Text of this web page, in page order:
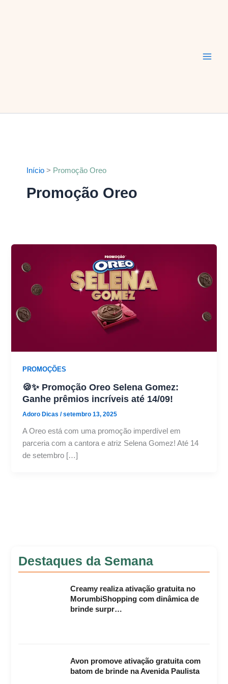
Início Promoção Oreo
Promoção Oreo
PROMOÇÕES
🍪✨ Promoção Oreo Selena Gomez:
Ganhe prêmios incríveis até 14/09!
Adoro Dicas/setembro 13, 2025
A Oreo está com uma promoção imperdível em
parceria com a cantora e atriz Selena Gomez! Até 14
de setembro […]
Destaques da Semana
Creamy realiza ativação gratuita no
MorumbiShopping com dinâmica de
brinde surpr…
Avon promove ativação gratuita com
batom de brinde na Avenida Paulista